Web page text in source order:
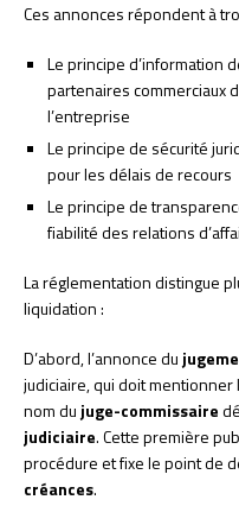
Ces annonces répondent à
Le principe d’information
partenaires commerciaux
l’entreprise
Le principe de sécurité
pour les délais de recours
Le principe de
fiabilité des relations
La réglementation distingue
liquidation :
D’abord, l’annonce du
judiciaire, qui doit mentionner
nom du juge-commissaire
judiciaire. Cette première
procédure et fixe le point de
créances.